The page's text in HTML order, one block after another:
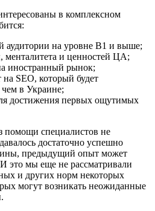
в комплексном
аудитории на уровне В1 и выше;
менталитета и ценностей ЦА;
иностранный рынок;
SEO, который будет
чем в Украине;
достижения первых ощутимых
помощи специалистов не
достаточно успешно
предыдущий опыт может
это мы еще не рассматривали
и других норм некоторых
могут возникать неожиданные